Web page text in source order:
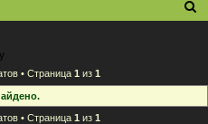
• Страница 1 из 1
• Страница 1 из 1